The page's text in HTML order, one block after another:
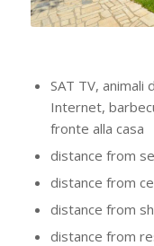
SAT TV, animali
Internet,
fronte alla casa
distance from
distance from
distance from
distance from